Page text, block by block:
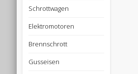
Schrottwagen
Elektromotoren
Brennschrott
Gusseisen